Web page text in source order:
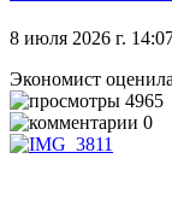
8 июля 2026 г.
Экономист
4965
0